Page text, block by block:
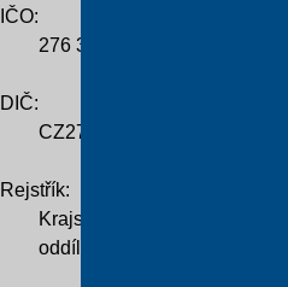
IČO:
276 36 224
DIČ:
CZ276 36 224
Rejstřík:
Krajský soud v Hradci Králové
oddíl B, vložka 2838